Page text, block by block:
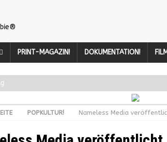
PRINT-MAGAZIN! DOKUMENTATION!
POPKULTUR! Nameless Media